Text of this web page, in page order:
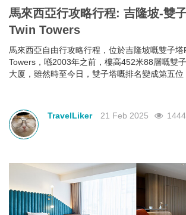
馬來西亞行攻略行程: 吉隆坡-雙
Twin Towers
馬來西亞自由行攻略行程，位於吉隆坡嘅雙子
Towers，喺2003年之前，樓高452米88層嘅雙
大厦，雖然時至今日，雙子塔嘅排名變成第五位
TravelLiker 21 Feb 2025